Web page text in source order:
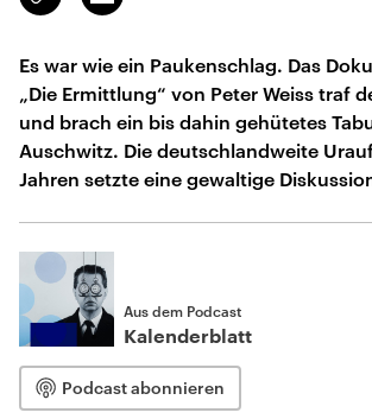
kopieren/teilen
Es war wie ein Paukenschlag. Das
„Die Ermittlung“ von Peter Weiss traf
und brach ein bis dahin gehütetes
Auschwitz. Die deutschlandweite
Jahren setzte eine gewaltige
Aus dem Podcast
Kalenderblatt
Podcast abonnieren